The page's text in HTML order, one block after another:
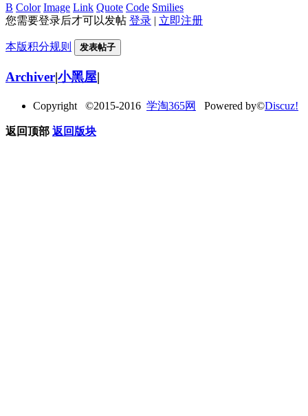
B Color Image Link Quote Code Smilies
您需要登录后才可以发帖 登录 | 立即注册
本版积分规则 发表帖子
Archiver|小黑屋|
Copyright ©2015-2016 学淘365网 Powered by©Discuz!
返回顶部 返回版块